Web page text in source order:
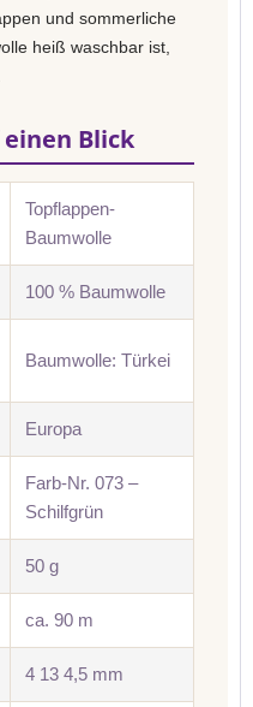
und sommerliche
heiß waschbar ist,
Blick
Topflappen-
Baumwolle
100 % Baumwolle
Baumwolle: Türkei
Europa
Farb-Nr. 073 –
Schilfgrün
50 g
ca. 90 m
4 13 4,5 mm